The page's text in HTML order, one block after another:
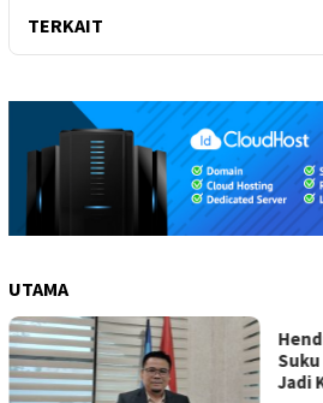
TERKAIT
UTAMA
Hendri Domo : Keberagaman
Suku dan Budaya di Kampar
Jadi Kekuatan Persaudaraan